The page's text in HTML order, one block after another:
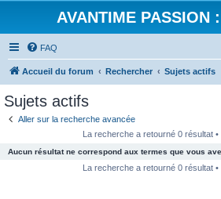
AVANTIME PASSION
FAQ
Accueil du forum Rechercher Sujets actifs
Sujets actifs
Aller sur la recherche avancée
La recherche a retourné 0 résultat •
Aucun résultat ne correspond aux termes que vous
La recherche a retourné 0 résultat •